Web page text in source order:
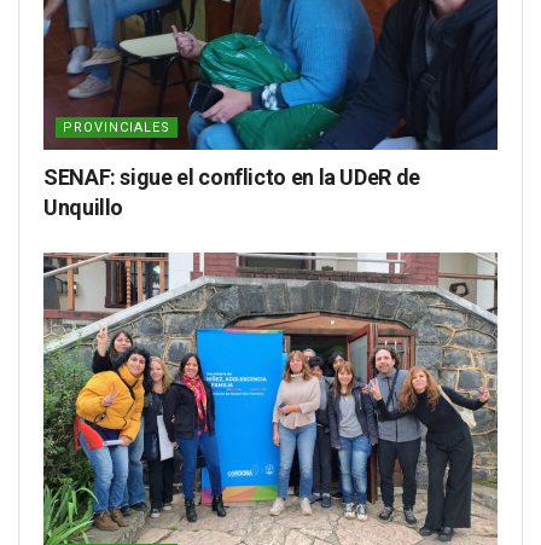
PROVINCIALES
SENAF: sigue el conflicto en la UDeR de
Unquillo